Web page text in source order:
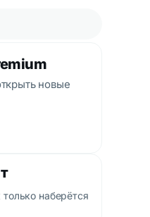
новые
наберётся